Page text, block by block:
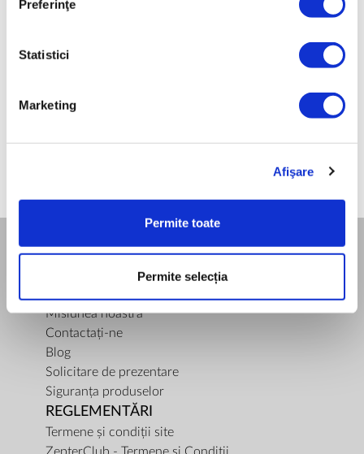
Preferinţe
Statistici
Marketing
Afişare
Permite toate
Permite selecția
1,6
Misiunea noastra
Contactați-ne
Blog
Solicitare de prezentare
Siguranța produselor
REGLEMENTĂRI
Termene și condiții site